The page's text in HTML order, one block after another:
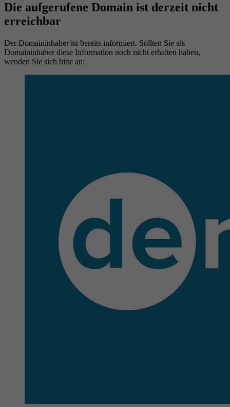
Die aufgerufene Domain ist derzeit nicht
erreichbar
Der Domaininhaber ist bereits informiert. Sollten Sie als
Domaininhaber diese Information noch nicht erhalten haben,
wenden Sie sich bitte an: